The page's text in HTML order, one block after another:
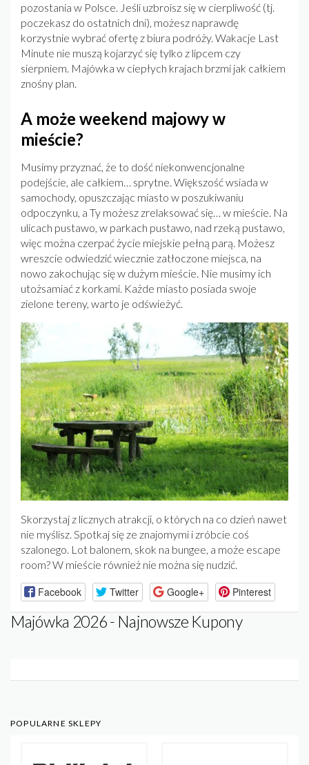
pozostania w Polsce. Jeśli uzbroisz się w cierpliwość (tj.
poczekasz do ostatnich dni), możesz naprawdę
korzystnie wybrać ofertę z biura podróży. Wakacje Last
Minute nie muszą kojarzyć się tylko z lipcem czy
sierpniem. Majówka w ciepłych krajach brzmi jak całkiem
znośny plan.
A może weekend majowy w
mieście?
Musimy przyznać, że to dość niekonwencjonalne
podejście, ale całkiem… sprytne. Większość wsiada w
samochody, opuszczając miasto w poszukiwaniu
odpoczynku, a Ty możesz zrelaksować się… w mieście. Na
ulicach pustawo, w parkach pustawo, nad rzeką pustawo,
więc można czerpać życie miejskie pełną parą. Możesz
wreszcie odwiedzić wiecznie zatłoczone miejsca, na
nowo zakochując się w dużym mieście. Nie musimy ich
utożsamiać z korkami. Każde miasto posiada swoje
zielone tereny, warto je odświeżyć.
Skorzystaj z licznych atrakcji, o których na co dzień nawet
nie myślisz. Spotkaj się ze znajomymi i zróbcie coś
szalonego. Lot balonem, skok na bungee, a może escape
room? W mieście również nie można się nudzić.
Facebook Twitter Google+ Pinterest
Majówka 2026 - Najnowsze Kupony
POPULARNE SKLEPY